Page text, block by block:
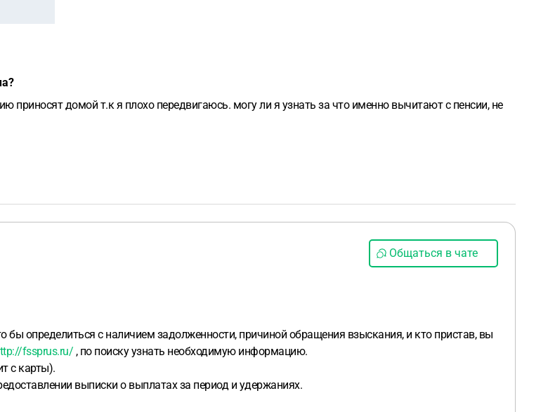
приносят домой т.к я плохо передвигаюсь. могу ли я узнать за что именно вычитают с пенсии, не
Общаться в чате
бы определиться с наличием задолженности, причиной обращения взыскания, и кто пристав, вы
fssprus.ru/ , по поиску узнать необходимую информацию.
с карты).
выписки о выплатах за период и удержаниях.